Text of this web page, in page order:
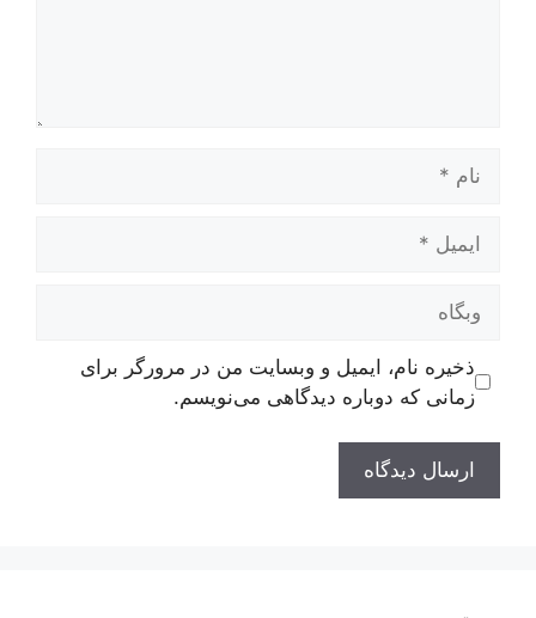
وبگاه
ذخیره نام، ایمیل و وبسایت من در مرورگر برای
زمانی که دوباره دیدگاهی می‌نویسم.